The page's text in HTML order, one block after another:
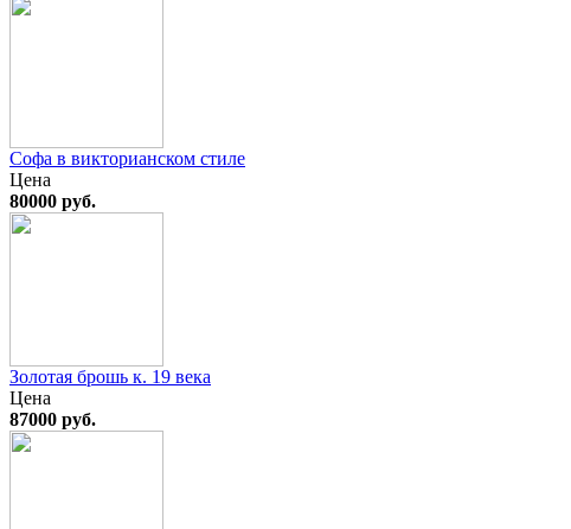
Софа в викторианском стиле
Цена
80000 руб.
Золотая брошь к. 19 века
Цена
87000 руб.